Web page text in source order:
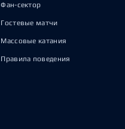
Фан-сектор
Гостевые матчи
Массовые катания
Правила поведения